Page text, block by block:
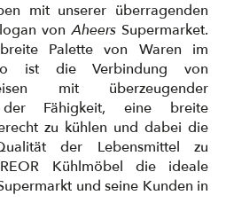
mit unserer überragenden
vonAheersSupermarket.
Palette von Waren im
ist die Verbindung von
mit überzeugender
Fähigkeit, eine breite
zu kühlen und dabei die
der Lebensmittel zu
Kühlmöbel die ideale
und seine Kunden in